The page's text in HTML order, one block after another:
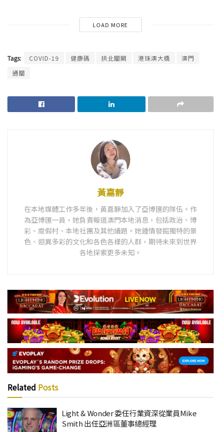
LOAD MORE
Tags: COVID-19 健康碼 拱北關閘 港珠澳大橋
澳門
通關
黃嘉靜
在本地媒體工作多年後，黃嘉靜加入了亞博匯的隊伍。作
為亞博匯一員，她負責報道澳門本地消息，包括政治、博
彩、度假村、本地社團及其他議題。她鍾情發掘獨特的景
色、迴異多彩的文化和各色各樣的人群，期待未來到世界
各地探索更多未知。
Related Posts
Light & Wonder 委任行業資深從業員Mike
Smith 出任亞洲區董事總經理